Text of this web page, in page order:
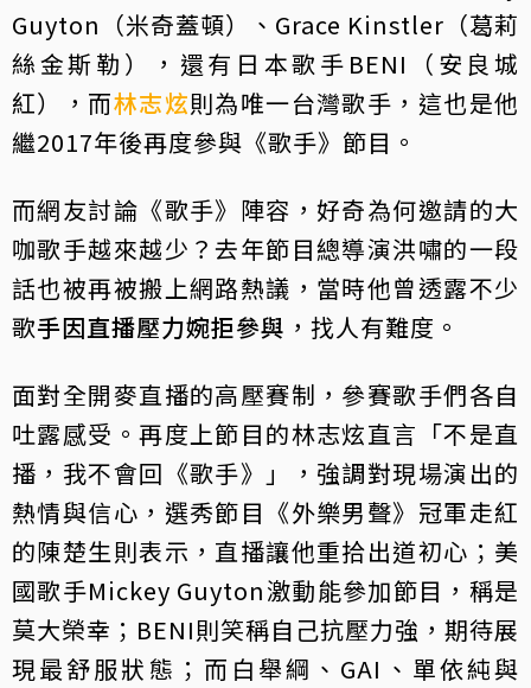
Guyton（米奇蓋頓）、Grace Kinstler（葛莉
絲金斯勒），還有日本歌手BENI（安良城
紅），而林志炫則為唯一台灣歌手，這也是他
繼2017年後再度參與《歌手》節目。
而網友討論《歌手》陣容，好奇為何邀請的大
咖歌手越來越少？去年節目總導演洪嘯的一段
話也被再被搬上網路熱議，當時他曾透露不少
歌手因直播壓力婉拒參與 ，找人有難度。
面對全開麥直播的高壓賽制，參賽歌手們各自
吐露感受。再度上節目的林志炫直言「不是直
播，我不會回《歌手》」，強調對現場演出的
熱情與信心，選秀節目《外樂男聲》冠軍走紅
的陳楚生則表示，直播讓他重拾出道初心；美
國歌手Mickey Guyton激動能參加節目，稱是
莫大榮幸；BENI則笑稱自己抗壓力強，期待展
現最舒服狀態；而白舉綱、GAI、單依純與